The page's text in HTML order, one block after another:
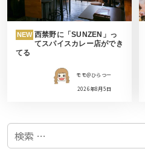
NEW 西禁野に「SUNZEN」っ
てスパイスカレー店ができ
てる
モモ＠ひらつー
2026年8月5日
検